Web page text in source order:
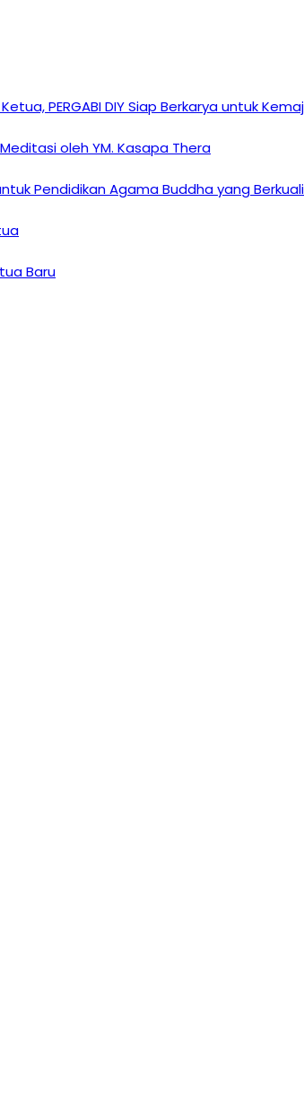
PERGABI DIY Siap Berkarya untuk
oleh YM. Kasapa Thera
Pendidikan Agama Buddha yang
Baru